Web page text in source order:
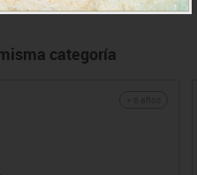
categoría